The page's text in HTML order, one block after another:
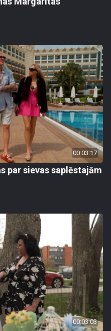
00:03:17
par sievas saplēstajām
00:03:03